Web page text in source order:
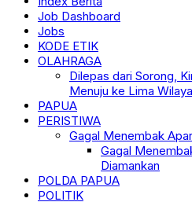
Job Dashboard
Jobs
KODE ETIK
OLAHRAGA
Dilepas dari Sorong,
Menuju ke Lima
PAPUA
PERISTIWA
Gagal Menembak
Gagal
Diamankan
POLDA PAPUA
POLITIK